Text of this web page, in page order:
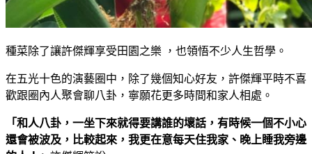
種菜除了讓許傑輝享受田園之樂 ，也領悟不少人生哲學。
在五光十色的演藝圈中，除了幾個知心好友，許傑輝平時不喜
歡跟圈內人聚會聊八卦，寧願花更多時間和家人相處。
「和人八卦，一坐下來就得要講誰的壞話，有時候一個不小心
還會被波及，比較起來，我更在意每天住我家、晚上睡我旁邊